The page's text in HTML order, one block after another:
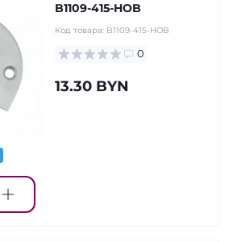
B1109-415-HOB
Код товара: B1109-415-HOB
0
13.30 BYN